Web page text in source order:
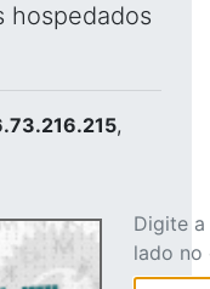
hospedados
,
Digite
lado no